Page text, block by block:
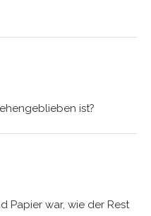
ist?
Papier war, wie der Rest